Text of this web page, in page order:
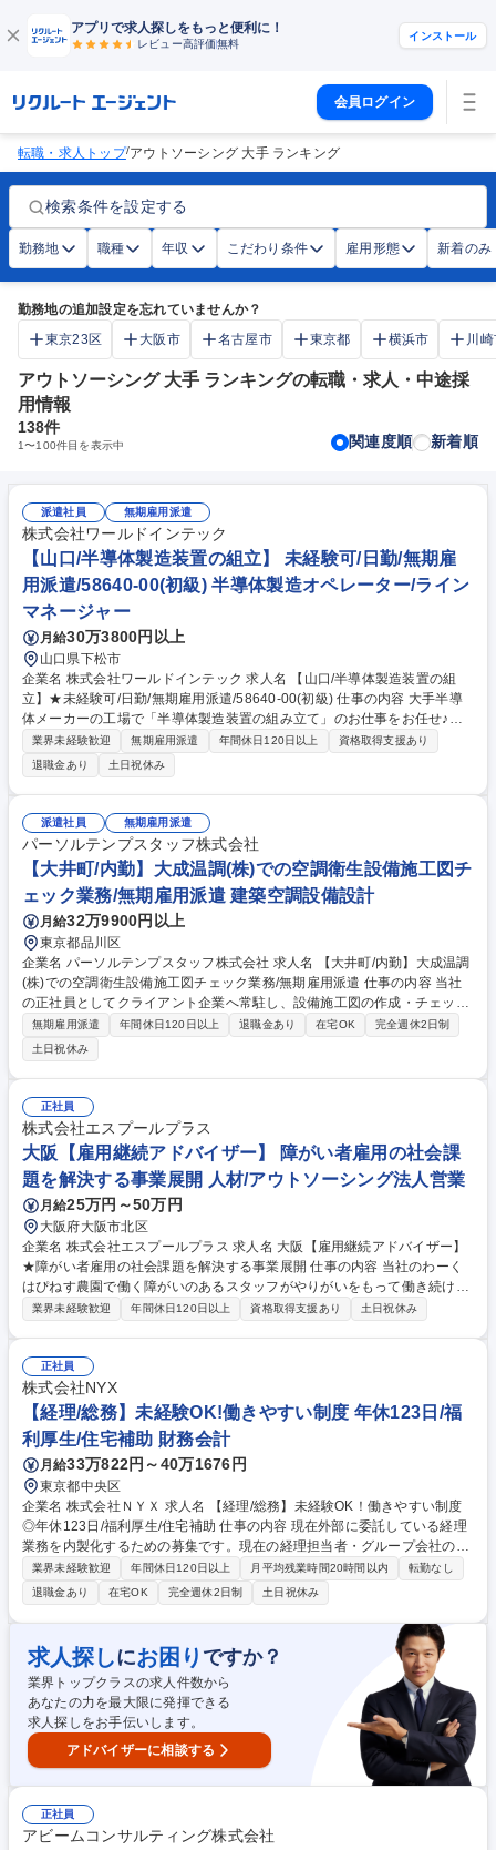
アプリで求人探しをもっと便利に！
レビュー高評価無料
インストール
会員ログイン
転職・求人トップ/アウトソーシング 大手 ランキング
検索条件を設定する
勤務地 職種 年収 こだわり条件 雇用形態 新着のみ
勤務地の追加設定を忘れていませんか？
東京23区
大阪市 名古屋市 東京都 横浜市 川
アウトソーシング 大手 ランキングの転職・求人・中途採
用情報
138件
1〜100件目を表示中 関連度順 新着順
派遣社員 無期雇用派遣
株式会社ワールドインテック
【山口/半導体製造装置の組立】 未経験可/日勤/無期雇
用派遣/58640-00(初級) 半導体製造オペレーター/ライン
マネージャー
月給30万3800円以上
山口県下松市
企業名 株式会社ワールドインテック 求人名 【山口/半導体製造装置の組
立】★未経験可/日勤/無期雇用派遣/58640-00(初級) 仕事の内容 大手半導
体メーカーの工場で「半導体製造装置の組み立て」のお仕事をお任せ♪充
実した研修制度があり、未経験で安心してキャリアのスタート！★エンジ
ニアとしてのキャリアをぜひ当社から！ 工場のある山口県下松市は、山口
県住みたいランキング1位に選ばれるほど住みやすい地域です♪ 【当社の
特徴】★当社の未経験入社の8割が文系出身者！OJT・研修が充実してお
り活躍可能！★希望者以外は原則転勤が無く、同エリア内で就労可能で
す！ 募集職種 【山口/半導体製造装置の組立】★未経験可/日勤/無期雇用派
遣/58640-00(初級)
業界未経験歓迎 無期雇用派遣 年間休日120日以上
資格取得支援あり
退職金あり
土日祝休み
派遣社員 無期雇用派遣
パーソルテンプスタッフ株式会社
【大井町/内勤】大成温調(株)での空調衛生設備施工図チ
ェック業務/無期雇用派遣 建築空調設備設計
月給32万9900円以上
東京都品川区
企業名 パーソルテンプスタッフ株式会社 求人名 【大井町/内勤】大成温調
(株)での空調衛生設備施工図チェック業務/無期雇用派遣 仕事の内容 当社
の正社員としてクライアント企業へ常駐し、設備施工図の作成・チェック
業務を中心に、図面精度の担保およびチーム運営に関わっていただきま
す。内勤での業務となりますので施工現場常駐ではございません。 ■各種
図面(建築図･構造図･意匠図)から作図された施工検討図のチェック ■ダク
ト･配管ルートの検討、干渉チェック、各種詳細図(スリーブ･断面)の作成
■衛生設備･建築図面との整合性確認および仕上げ ■施工図チェック、品質
管理 ■メンバーへの指導･フォロー(図面の見方･作成支援） 募集職種 【大
井町/内勤】大成温調(株)での空調衛生設備施工図チェック業務/無期雇用派
遣
無期雇用派遣 年間休日120日以上 退職金あり 在宅OK
完全週休2日制
土日祝休み
正社員
株式会社エスプールプラス
大阪【雇用継続アドバイザー】 障がい者雇用の社会課
題を解決する事業展開 人材/アウトソーシング法人営業
月給25万円～50万円
大阪府大阪市北区
企業名 株式会社エスプールプラス 求人名 大阪【雇用継続アドバイザー】
★障がい者雇用の社会課題を解決する事業展開 仕事の内容 当社のわーく
はぴねす農園で働く障がいのあるスタッフがやりがいをもって働き続けら
れるよう、参画企業と連携し、雇用継続のサポートを行うポジションで
ント企業への状況報告や課題改善のサポート （変更の範囲:当社業務全
般） 【キャリアイメージ】まだまだ成長中の当社。手を挙げ、主体的な提
案をしやすいカルチャーのため、自己成長や事業成長を踏まえ、新しいポ
ジションや役職に就くチャンスは無限大です。 募集職種 大阪【雇用継続
アドバイザー】★障がい者雇用の社会課題を解決する事業展開
業界未経験歓迎 年間休日120日以上 資格取得支援あり 土日祝休み
正社員
株式会社NYX
【経理/総務】未経験OK!働きやすい制度 年休123日/福
利厚生/住宅補助 財務会計
月給33万822円～40万1676円
東京都中央区
企業名 株式会社ＮＹＸ 求人名 【経理/総務】未経験OK！働きやすい制度
◎年休123日/福利厚生/住宅補助 仕事の内容 現在外部に委託している経理
業務を内製化するための募集です。現在の経理担当者・グループ会社の経
理チームと連携し、サポート体制が充実しているため、未経験からでも安
心して臨んでいただけます。 【経理業務】■会計ソフトを使用した売上管
理 ■月次・年次決算業務 ■イレギュラー支払いや仮払い申請の処理 ★まず
は月次決算サポートから始めて、次に会計ソフトの入力、イレギュラー対
応等、着実にスキルアップできる体制が整っています。 【総務・労務業
務】人事管理、給与管理、年末調整、社内イベント企画運営等 【その他】
部署の垣根を越えて制作運用チームの事務業務をお任せする場合もござい
ます 募集職種 【経理/総務】未経験OK！働きやすい制度◎年休123日/福利
厚生/住宅補助
業界未経験歓迎 年間休日120日以上 月平均残業時間20時間以内
転勤なし
退職金あり
在宅OK 完全週休2日制 土日祝休み
求人探しにお困り ですか？
業界トップクラスの求人件数から
あなたの力を最大限に発揮できる
求人探しをお手伝いします。
アドバイザーに相談する
正社員
アビームコンサルティング株式会社